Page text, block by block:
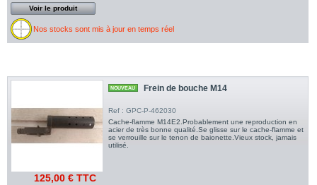
Voir le produit
Nos stocks sont mis à jour en temps réel
NOUVEAU Frein de bouche M14
Ref : GPC-P-462030
Cache-flamme M14E2.Probablement une reproduction en
acier de très bonne qualité.Se glisse sur le cache-flamme et
se verrouille sur le tenon de baionette.Vieux stock, jamais
utilisé.
125,00 € TTC